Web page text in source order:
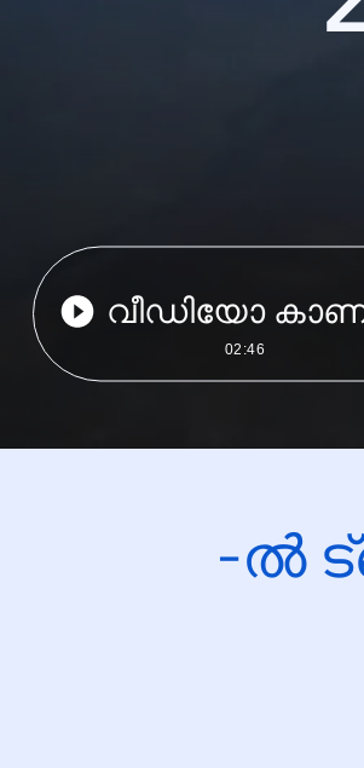
വീഡിയോ
02:46
-ൽ